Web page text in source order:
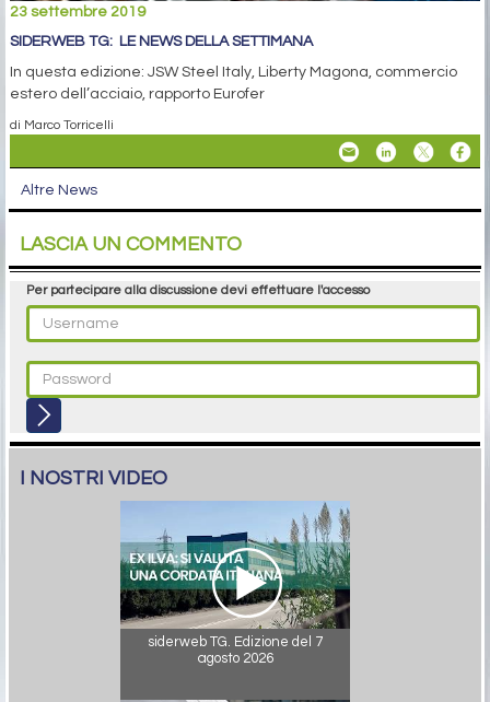
23 settembre 2019
SIDERWEB TG: LE NEWS DELLA SETTIMANA
In questa edizione: JSW Steel Italy, Liberty Magona, commercio
estero dell’acciaio, rapporto Eurofer
di Marco Torricelli
Altre News
LASCIA UN COMMENTO
Per partecipare alla discussione devi effettuare l'accesso
I NOSTRI VIDEO
siderweb TG. Edizione del 7
agosto 2026